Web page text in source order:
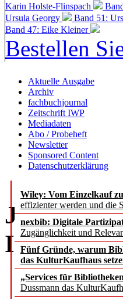
Karin Holste-Flinspach
Ursula Georgy
Band 51:
Band 47: Eike Kleiner
Bestellen
Aktuelle Ausgabe
Archiv
fachbuchjournal
Zeitschrift IWP
Mediadaten
Abo / Probeheft
Newsletter
Sponsored Content
Datenschutzerklärung
Wiley: Vom Einzelkauf
effizienter werden und die
nexbib: Digitale
Zugänglichkeit und
Fünf Gründe, warum
das KulturKaufhaus
„Services für
Dussmann das